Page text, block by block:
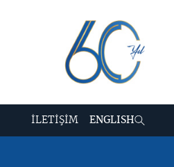
İLETİŞİM ENGLISH